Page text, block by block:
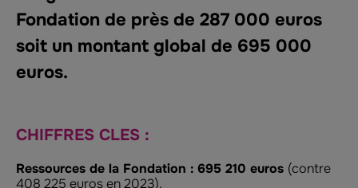
Fondation de près de 287 000 euros
soit un montant global de 695 000
euros.
CHIFFRES CLES :
Ressources de la Fondation : 695 210 euros (contre
408 225 euros en 2023).